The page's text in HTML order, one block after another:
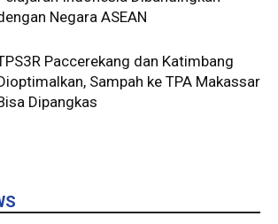
Negara ASEAN
Paccerekang dan Katimbang
Sampah ke TPA Makassar
Dipangkas